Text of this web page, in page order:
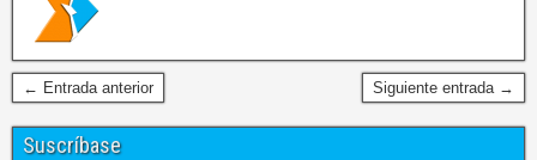
← Entrada anterior Siguiente entrada →
Suscríbase